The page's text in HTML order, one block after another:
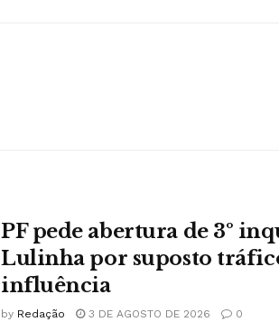
PF pede abertura de 3º
Lulinha por suposto
influência
by Redação 3 DE AGOSTO DE 2026 0